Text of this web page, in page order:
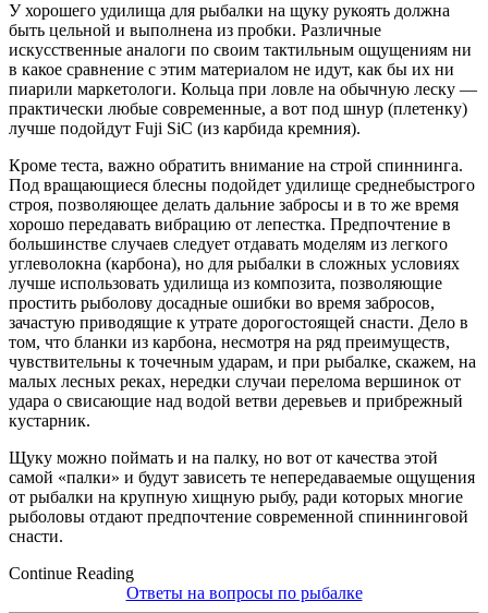
У хорошего удилища для рыбалки на щуку рукоять должна
быть цельной и выполнена из пробки. Различные
искусственные аналоги по своим тактильным ощущениям ни
в какое сравнение с этим материалом не идут, как бы их ни
пиарили маркетологи. Кольца при ловле на обычную леску —
практически любые современные, а вот под шнур (плетенку)
лучше подойдут Fuji SiC (из карбида кремния).
Кроме теста, важно обратить внимание на строй спиннинга.
Под вращающиеся блесны подойдет удилище среднебыстрого
строя, позволяющее делать дальние забросы и в то же время
хорошо передавать вибрацию от лепестка. Предпочтение в
большинстве случаев следует отдавать моделям из легкого
углеволокна (карбона), но для рыбалки в сложных условиях
лучше использовать удилища из композита, позволяющие
простить рыболову досадные ошибки во время забросов,
зачастую приводящие к утрате дорогостоящей снасти. Дело в
том, что бланки из карбона, несмотря на ряд преимуществ,
чувствительны к точечным ударам, и при рыбалке, скажем, на
малых лесных реках, нередки случаи перелома вершинок от
удара о свисающие над водой ветви деревьев и прибрежный
кустарник.
Щуку можно поймать и на палку, но вот от качества этой
самой «палки» и будут зависеть те непередаваемые ощущения
от рыбалки на крупную хищную рыбу, ради которых многие
рыболовы отдают предпочтение современной спиннинговой
снасти.
Continue Reading
Ответы на вопросы по рыбалке